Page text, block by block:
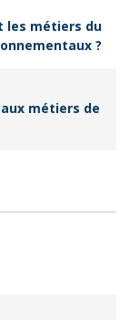
les métiers du
?
métiers de